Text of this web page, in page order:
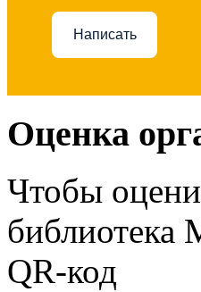
Написать
Оценка
Чтобы
библиотека
QR-код